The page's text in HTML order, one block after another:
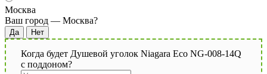
Москва
Ваш город — Москва?
Когда будет Душевой уголок Niagara Eco NG-008-14Q
с поддоном?